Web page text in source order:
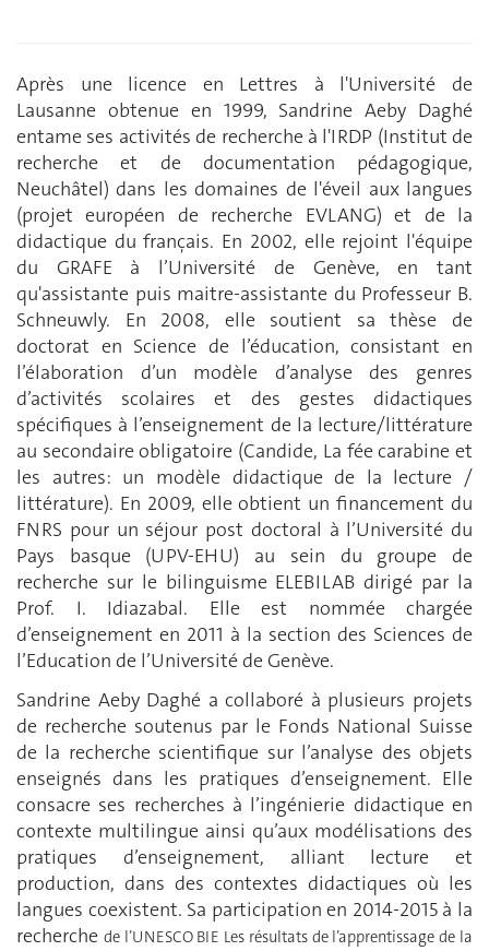
Après une licence en Lettres à l'Université de
Lausanne obtenue en 1999, Sandrine Aeby Daghé
entame ses activités de recherche à l'IRDP (Institut de
recherche et de documentation pédagogique,
Neuchâtel) dans les domaines de l'éveil aux langues
(projet européen de recherche EVLANG) et de la
didactique du français. En 2002, elle rejoint l'équipe
du GRAFE à l’Université de Genève, en tant
qu'assistante puis maitre-assistante du Professeur B.
Schneuwly. En 2008, elle soutient sa thèse de
doctorat en Science de l’éducation, consistant en
l’élaboration d’un modèle d’analyse des genres
d’activités scolaires et des gestes didactiques
spécifiques à l’enseignement de la lecture/littérature
au secondaire obligatoire (Candide, La fée carabine et
les autres: un modèle didactique de la lecture /
littérature). En 2009, elle obtient un financement du
FNRS pour un séjour post doctoral à l’Université du
Pays basque (UPV-EHU) au sein du groupe de
recherche sur le bilinguisme ELEBILAB dirigé par la
Prof. I. Idiazabal. Elle est nommée chargée
d’enseignement en 2011 à la section des Sciences de
l’Education de l’Université de Genève.
Sandrine Aeby Daghé a collaboré à plusieurs projets
de recherche soutenus par le Fonds National Suisse
de la recherche scientifique sur l’analyse des objets
enseignés dans les pratiques d’enseignement. Elle
consacre ses recherches à l’ingénierie didactique en
contexte multilingue ainsi qu’aux modélisations des
pratiques d’enseignement, alliant lecture et
production, dans des contextes didactiques où les
langues coexistent. Sa participation en 2014-2015 à la
recherche de l’UNESCO BIE Les résultats de l’apprentissage de la